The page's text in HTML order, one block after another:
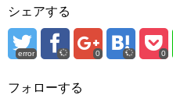
シェアする
error 0 0
フォローする